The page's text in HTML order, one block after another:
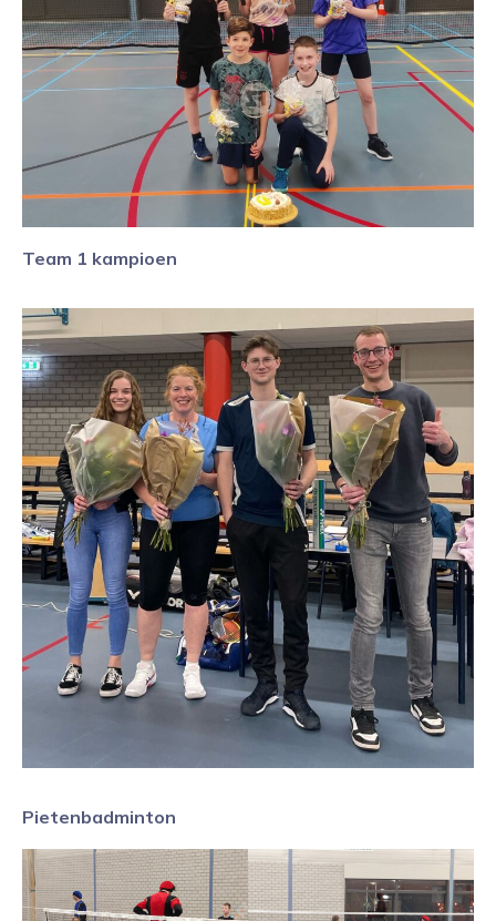
Team 1 kampioen
Pietenbadminton